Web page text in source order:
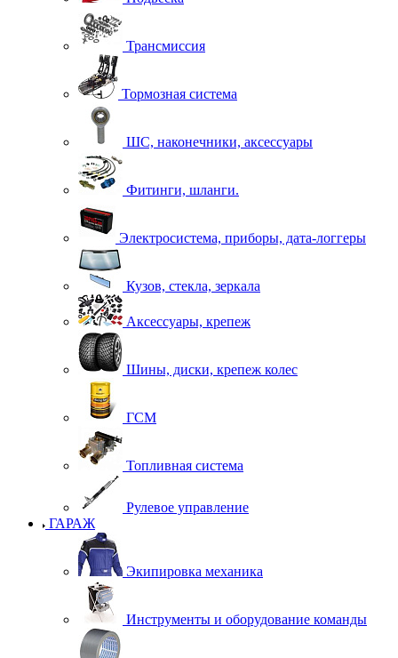
Трансмиссия
Тормозная система
ШС, наконечники, аксессуары
Фитинги, шланги.
Электросистема, приборы, дата-логгеры
Кузов, стекла, зеркала
Аксессуары, крепеж
Шины, диски, крепеж колес
ГСМ
Топливная система
Рулевое управление
ГАРАЖ
Экипировка механика
Инструменты и оборудование команды